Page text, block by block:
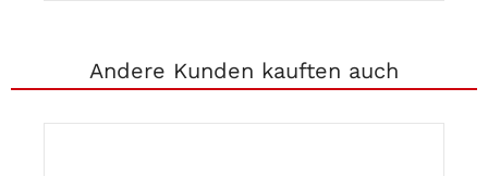
Andere Kunden kauften auch